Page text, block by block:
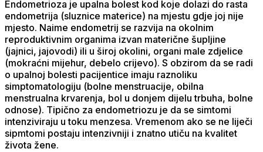
Endometrioza je upalna bolest kod koje dolazi do rasta
endometrija (sluznice materice) na mjestu gdje joj nije
mjesto. Naime endometrij se razvija na okolnim
reproduktivnim organima izvan materične šupljine
(jajnici, jajovodi) ili u široj okolini, organi male zdjelice
(mokraćni mijehur, debelo crijevo). S obzirom da se radi
o upalnoj bolesti pacijentice imaju raznoliku
simptomatologiju (bolne menstruacije, obilna
menstrualna krvarenja, bol u donjem dijelu trbuha, bolne
odnose). Tipično za endometriozu je da se simtomi
intenziviraju u toku menzesa. Vremenom ako se ne liječi
sipmtomi postaju intenzivniji i znatno utiču na kvalitet
života žene.